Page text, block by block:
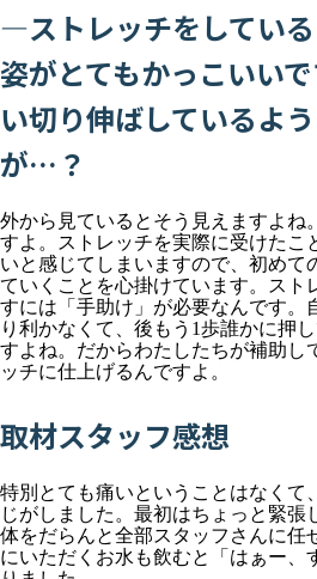
―ストレッチをしてい
姿がとてもかっこいい
い切り伸ばしているよ
が…？
外から見ているとそう見えますよね
すよ。ストレッチを実際に受けたこ
いと感じてしまいますので、初めて
ていくことを心掛けています。スト
すには「手助け」が必要なんです。
り利かなくて、後もう1歩誰かに押
すよね。だからわたしたちが補助し
ッチに仕上げるんですよ。
取材スタッフ感想
特別とても痛いということはなくて
じがしました。最初はちょっと緊張
体をだらんと全部スタッフさんに任
にいただくお水も飲むと「はぁー、